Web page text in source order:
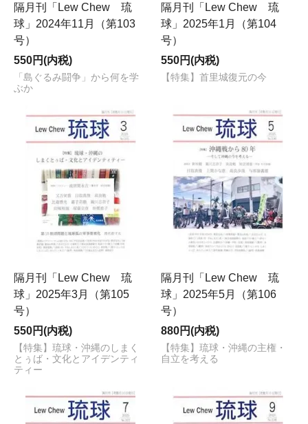
隔月刊「Lew Chew 琉
球」2024年11月（第103
号）
550円(内税)
「島ぐるみ闘争」から何を学
ぶか
隔月刊「Lew Chew 琉
球」2025年1月（第104
号）
550円(内税)
【特集】首里城復元の今
隔月刊「Lew Chew 琉
球」2025年3月（第105
号）
550円(内税)
【特集】琉球・沖縄のしまく
とぅば・文化とアイデンティ
ティー
隔月刊「Lew Chew 琉
球」2025年5月（第106
号）
880円(内税)
【特集】琉球・沖縄の主権・
自立を考える